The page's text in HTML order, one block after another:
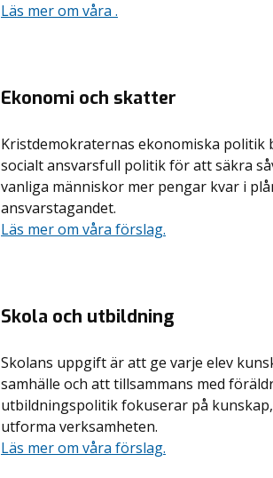
Läs mer om våra .
Ekonomi och skatter
Kristdemokraternas ekonomiska politik
socialt ansvarsfull politik för att säkra
vanliga människor mer pengar kvar i
ansvarstagandet.
Läs mer om våra förslag.
Skola och utbildning
Skolans uppgift är att ge varje elev
samhälle och att tillsammans med
utbildningspolitik fokuserar på
utforma verksamheten.
Läs mer om våra förslag.